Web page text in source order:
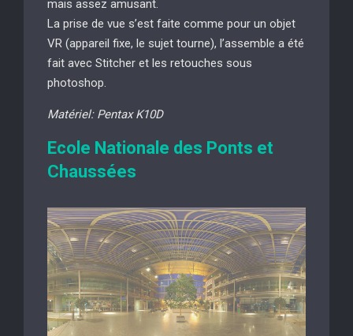
mais assez amusant.
La prise de vue s’est faite comme pour un objet
VR (appareil fixe, le sujet tourne), l’assemble a été
fait avec Stitcher et les retouches sous
photoshop.
Matériel: Pentax K10D
Ecole Nationale des Ponts et
Chaussées